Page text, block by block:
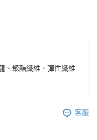
、聚酯纖維、彈性纖維
客服